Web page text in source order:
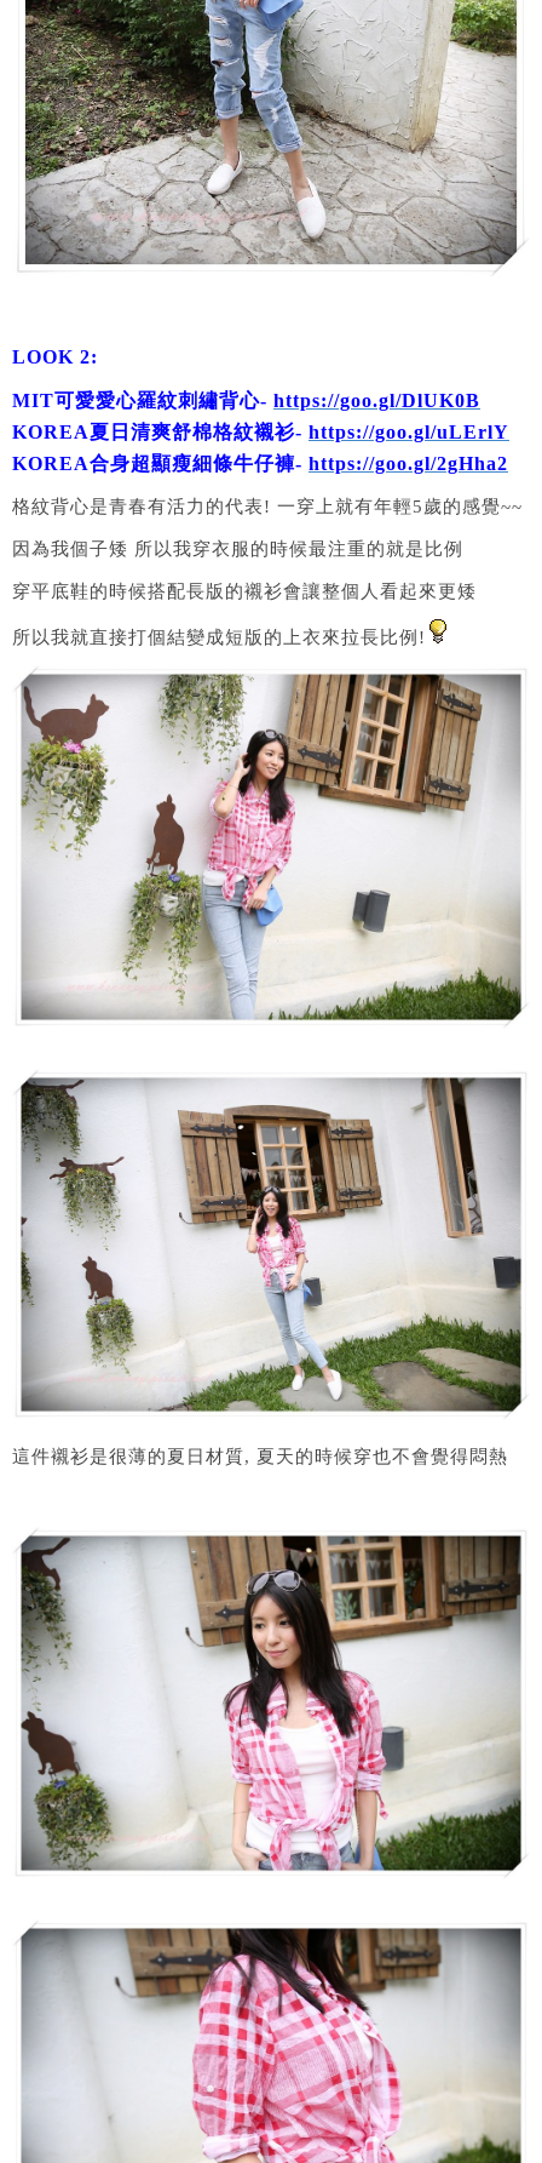
LOOK 2:
MIT可愛愛心羅紋刺繡背心- https://goo.gl/DlUK0B
KOREA夏日清爽舒棉格紋襯衫- https://goo.gl/uLErlY
KOREA合身超顯瘦細條牛仔褲- https://goo.gl/2gHha2
格紋背心是青春有活力的代表! 一穿上就有年輕5歲的感覺~~
因為我個子矮 所以我穿衣服的時候最注重的就是比例
穿平底鞋的時候搭配長版的襯衫會讓整個人看起來更矮
所以我就直接打個結變成短版的上衣來拉長比例!
這件襯衫是很薄的夏日材質, 夏天的時候穿也不會覺得悶熱